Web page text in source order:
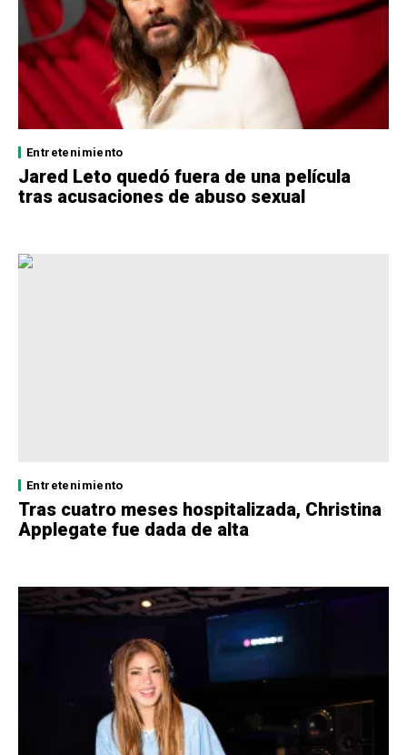
Entretenimiento
Jared Leto quedó fuera de una película
tras acusaciones de abuso sexual
Entretenimiento
Tras cuatro meses hospitalizada, Christina
Applegate fue dada de alta